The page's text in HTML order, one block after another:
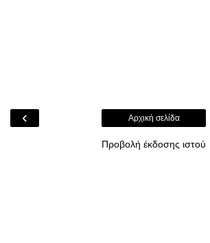
‹ Αρχική σελίδα
Προβολή έκδοσης ιστού